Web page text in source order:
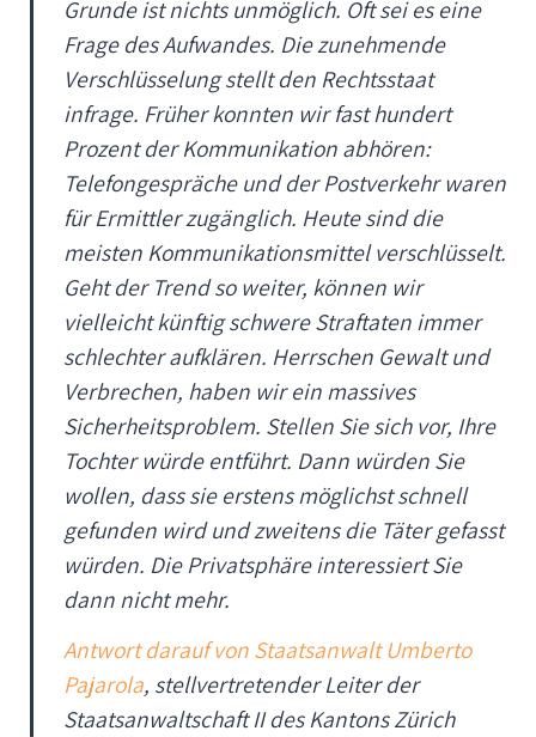
Grunde ist nichts unmöglich. Oft sei es eine
Frage des Aufwandes. Die zunehmende
Verschlüsselung stellt den Rechtsstaat
infrage. Früher konnten wir fast hundert
Prozent der Kommunikation abhören:
Telefongespräche und der Postverkehr waren
für Ermittler zugänglich. Heute sind die
meisten Kommunikationsmittel verschlüsselt.
Geht der Trend so weiter, können wir
vielleicht künftig schwere Straftaten immer
schlechter aufklären. Herrschen Gewalt und
Verbrechen, haben wir ein massives
Sicherheitsproblem. Stellen Sie sich vor, Ihre
Tochter würde entführt. Dann würden Sie
wollen, dass sie erstens möglichst schnell
gefunden wird und zweitens die Täter gefasst
würden. Die Privatsphäre interessiert Sie
dann nicht mehr.
Antwort darauf von Staatsanwalt Umberto
Pajarola, stellvertretender Leiter der
Staatsanwaltschaft II des Kantons Zürich